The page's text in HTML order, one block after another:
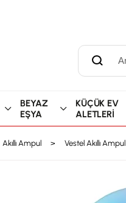
BEYAZ
EŞYA
KÜÇÜK EV
ALETLERİ
Akıllı Ampul Vestel Akıllı Ampul